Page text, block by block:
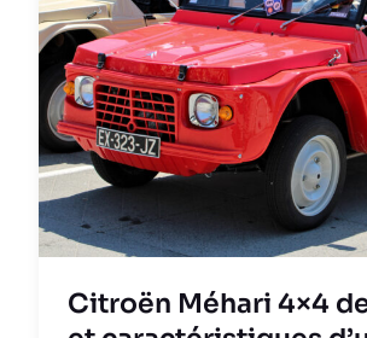
Citroën Méhari 4×4